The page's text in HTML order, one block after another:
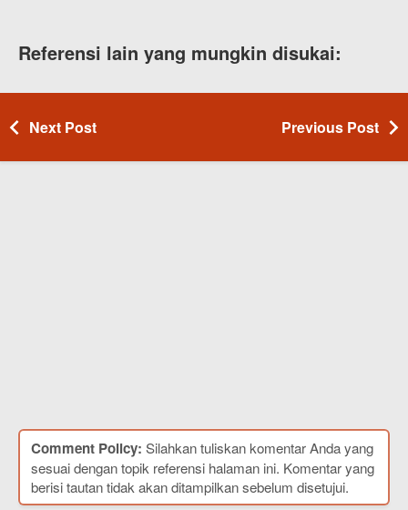
Referensi lain yang mungkin disukai:
Next Post Previous Post
Comment Policy: Silahkan tuliskan komentar Anda yang
sesuai dengan topik referensi halaman ini. Komentar yang
berisi tautan tidak akan ditampilkan sebelum disetujui.